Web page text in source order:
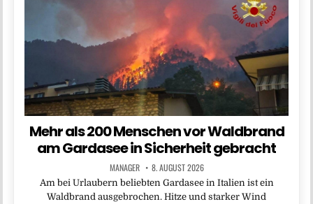
Mehr als 200 Menschen vor Waldbrand
am Gardasee in Sicherheit gebracht
MANAGER 8. AUGUST 2026
Am bei Urlaubern beliebten Gardasee in Italien ist ein
Waldbrand ausgebrochen. Hitze und starker Wind